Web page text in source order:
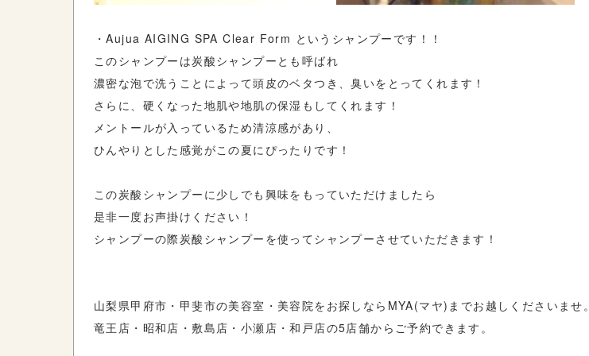
・Aujua AIGING SPA Clear Form というシャンプーです！！
このシャンプーは炭酸シャンプーとも呼ばれ
濃密な泡で洗うことによって頭皮のベタつき、臭いをとってくれます！
さらに、硬くなった地肌や地肌の保湿もしてくれます！
メントールが入っているため清涼感があり、
ひんやりとした感覚がこの夏にぴったりです！
この炭酸シャンプーに少しでも興味をもっていただけましたら
是非一度お声掛けください！
シャンプーの際炭酸シャンプーを使ってシャンプーさせていただきます！
山梨県甲府市・甲斐市の美容室・美容院をお探しならMYA(マヤ)までお越しくださいませ。
竜王店・昭和店・敷島店・小瀬店・和戸店の5店舗からご予約できます。